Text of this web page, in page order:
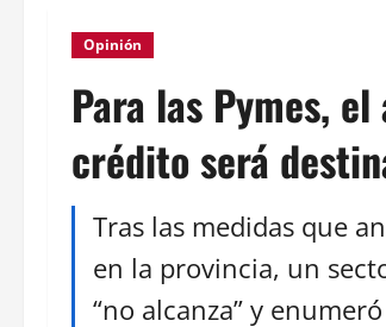
Opinión
Para las Pymes,
crédito será
Tras las medidas que
en la provincia, un
“no alcanza” y